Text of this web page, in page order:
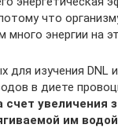
что
много энергии на
для изучения DNL
в диете
счет увеличения
им